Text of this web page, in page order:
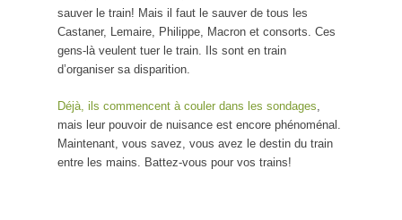
sauver le train! Mais il faut le sauver de tous les
Castaner, Lemaire, Philippe, Macron et consorts. Ces
gens-là veulent tuer le train. Ils sont en train
d’organiser sa disparition.
Déjà, ils commencent à couler dans les sondages
mais leur pouvoir de nuisance est encore phénoménal.
Maintenant, vous savez, vous avez le destin du train
entre les mains. Battez-vous pour vos trains!